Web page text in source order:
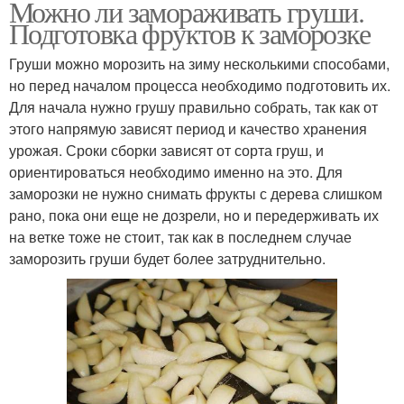
Можно ли замораживать груши.
Подготовка фруктов к заморозке
Груши можно морозить на зиму несколькими способами,
но перед началом процесса необходимо подготовить их.
Для начала нужно грушу правильно собрать, так как от
этого напрямую зависят период и качество хранения
урожая. Сроки сборки зависят от сорта груш, и
ориентироваться необходимо именно на это. Для
заморозки не нужно снимать фрукты с дерева слишком
рано, пока они еще не дозрели, но и передерживать их
на ветке тоже не стоит, так как в последнем случае
заморозить груши будет более затруднительно.